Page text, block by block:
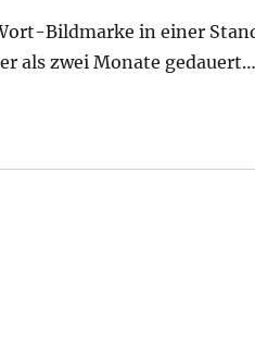
Bildmarke in einer
als zwei Monate gedauert…